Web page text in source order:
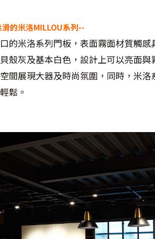
的米洛MILLOU系列--
的米洛系列門板，表面霧面材質觸
殼灰及基本白色，設計上可以亮面
間展現大器及時尚氛圍，同時，米
鬆。